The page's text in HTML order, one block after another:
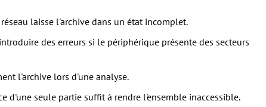
laisse l'archive dans un état incomplet.
des erreurs si le périphérique présente des secteurs
l'archive lors d'une analyse.
d'une seule partie suffit à rendre l'ensemble inaccessible.